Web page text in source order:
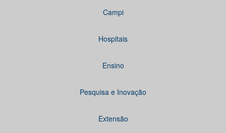
Campi
Hospitais
Ensino
Pesquisa e Inovação
Extensão